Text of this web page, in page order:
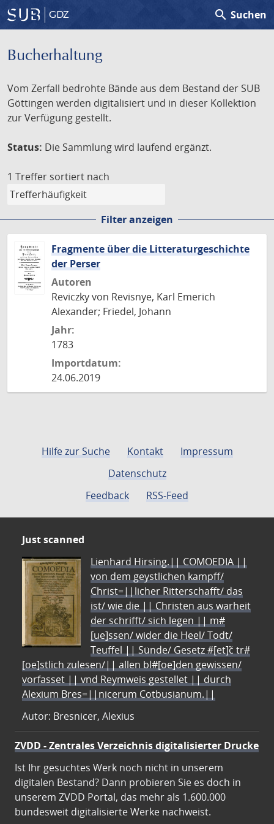
GDZ search Suchen
Bucherhaltung
Vom Zerfall bedrohte Bände aus dem Bestand der SUB
Göttingen werden digitalisiert und in dieser Kollektion
zur Verfügung gestellt.
Status: Die Sammlung wird laufend ergänzt.
1 Treffer sortiert nach
Filter anzeigen
Fragmente über die Litteraturgeschichte
der Perser
Autoren
Reviczky von Revisnye, Karl Emerich
Alexander; Friedel, Johann
Jahr:
1783
Importdatum:
24.06.2019
Hilfe zur Suche Kontakt
Impressum
Datenschutz
Feedback
RSS-Feed
Just scanned
Lienhard Hirsing.|| COMOEDIA ||
von dem geystlichen kampff/
Christ=||licher Ritterschafft/ das
ist/ wie die || Christen aus warheit
der schrifft/ sich legen || m#
[ue]ssen/ wider die Heel/ Todt/
Teuffel || Sünde/ Gesetz #[et]c̃ tr#
[oe]stlich zulesen/|| allen bl#[oe]den gewissen/
vorfasset || vnd Reymweis gestellet || durch
Alexium Bres=||nicerum Cotbusianum.||
Autor: Bresnicer, Alexius
ZVDD - Zentrales Verzeichnis digitalisierter Drucke
Ist Ihr gesuchtes Werk noch nicht in unserem
digitalen Bestand? Dann probieren Sie es doch in
unserem ZVDD Portal, das mehr als 1.600.000
bundesweit digitalisierte Werke nachweist.